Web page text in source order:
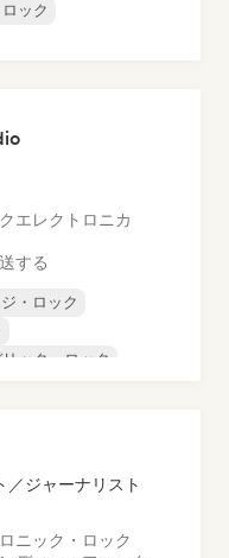
ック
エレクトロニカ
する
・ロック
ック・ロック
／ジャーナリスト
ニック・ロック